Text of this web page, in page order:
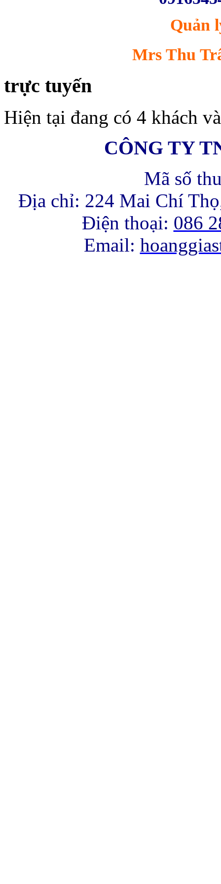
Chương trình khuyến
mãi tháng 12/2013
đang được cập nhật...
Quản
Mrs Thu
trực tuyến
Hiện tại đang có 4 khách
CÔNG TY
Mã số
Địa chỉ: 224 Mai Chí
Điện thoại: 086
Email: